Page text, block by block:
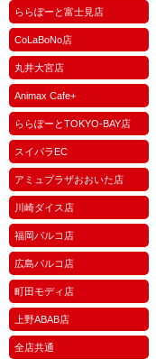
ららぽーと富士見店
CoLaBoNo店
丸井大宮店
Animax Cafe+
ららぽーとTOKYO-BAY店
スイパラEC
アミュプラザおおいた店
川崎ダイス店
福岡パルコ店
広島パルコ店
町田モディ店
上野ABAB店
全店共通